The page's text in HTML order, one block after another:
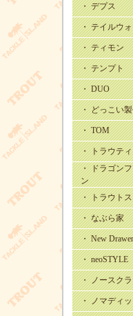
・ デプス
・ テイルウ
・ ティモン
・ テンプト
・ DUO
・ どっこい
・ TOM
・ トラウテ
・ ドラゴン
ン
・ トラウト
・ なぶら家
・ New Drawer
・ neoSTYLE
・ ノースク
・ ノマディ